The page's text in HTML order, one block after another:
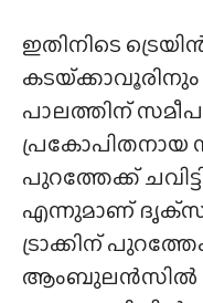
ഇതിനിടെ
പാലത്തിന്
പുറത്തേക്ക്
എന്നുമാണ്
ട്രാക്കിന്
ആംബുലൻസിൽ